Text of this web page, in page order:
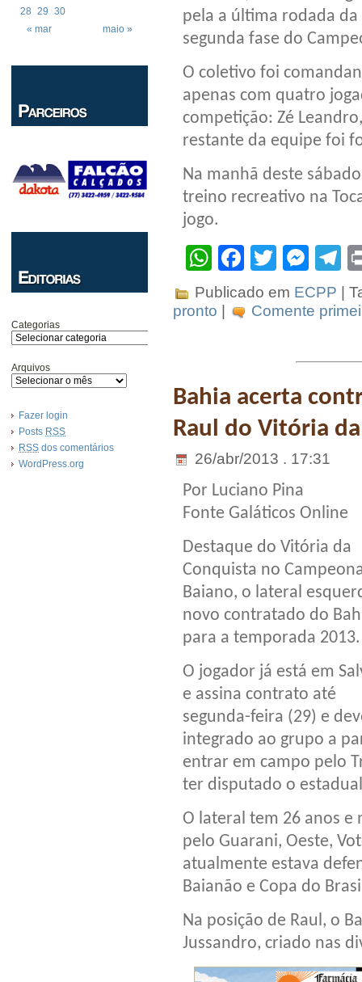
« mar maio »
28
29 30
Categorias
Arquivos
Fazer login
Posts RSS
RSS dos comentários
WordPress.org
pela a última rodada da
segunda fase do
O coletivo foi
apenas com quatro
competição: Zé
restante da equipe foi
Na manhã deste
treino recreativo na
jogo.
WhatsApp
Facebook
Twitter
Publicado em ECPP |
pronto
Comente
Bahia acerta
Raul do Vitória
26/abr/2013 . 17:31
Por Luciano Pina
Fonte Galáticos Online
Destaque do Vitória da
Conquista no
Baiano, o lateral
novo contratado do
para a temporada 2013.
O jogador já está em
e assina contrato até
segunda-feira (29) e
integrado ao grupo a
entrar em campo pelo
ter disputado o
O lateral tem 26 anos e
pelo Guarani, Oeste,
atualmente estava
Baianão e Copa do
Na posição de Raul, o
Jussandro, criado nas